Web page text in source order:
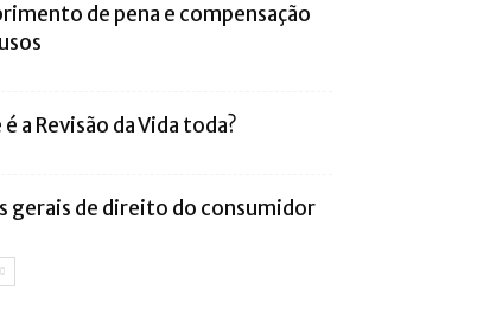
de pena e compensação
é a Revisão da Vida toda?
gerais de direito do consumidor